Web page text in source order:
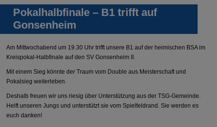
Pokalhalbfinale – B1 trifft auf
Gonsenheim
Am Mittwochabend um 19.30 Uhr trifft unsere B1 auf der heimischen BSA im
Kreispokal-Halbfinale auf den SV Gonsenheim II.
Mit einem Sieg könnte der Traum vom Double aus Meisterschaft und
Pokalsieg weiterleben.
Deshalb freuen wir uns riesig über Unterstützung aus der TSG-Gemeinde.
Helft unseren Jungs und unterstützt sie vom Spielfeldrand. Sie werden es
euch danken!